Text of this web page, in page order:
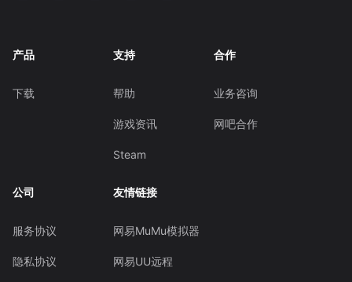
产品
下载
支持
帮助
游戏资讯
Steam
合作
业务咨询
网吧合作
公司
服务协议
隐私协议
友情链接
网易MuMu模拟器
网易UU远程